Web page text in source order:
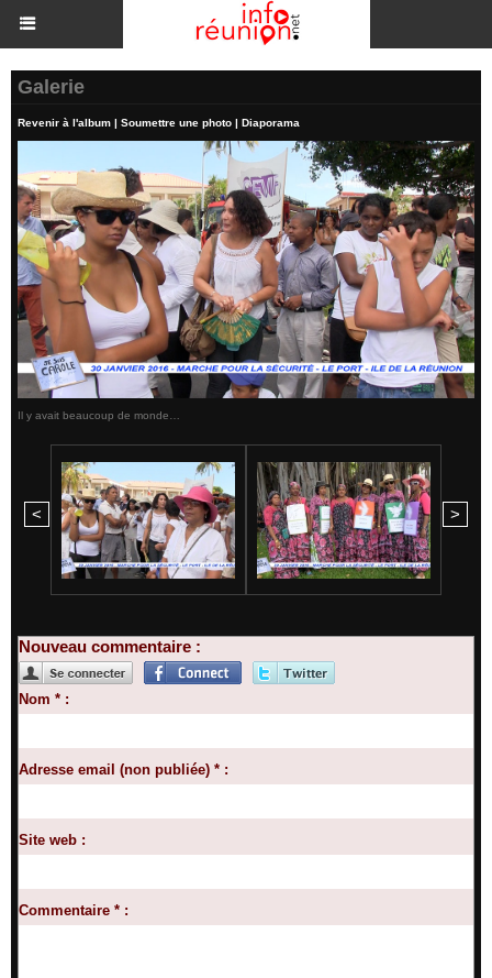
Galerie
Revenir à l'album | Soumettre une photo | Diaporama
Il y avait beaucoup de monde…
< >
Nouveau commentaire :
Nom * :
Adresse email (non publiée) * :
Site web :
Commentaire * :